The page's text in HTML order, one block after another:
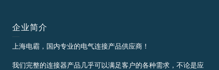
企业简介
上海电霸，国内专业的电气连接产品供应商！
我们完整的连接器产品几乎可以满足客户的各种需求，不论是应